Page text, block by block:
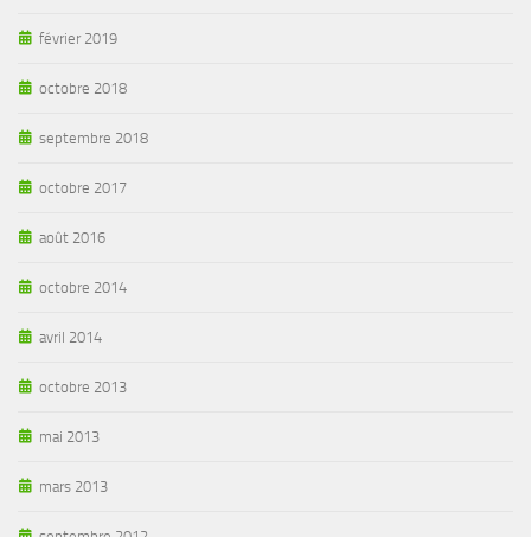
février 2019
octobre 2018
septembre 2018
octobre 2017
août 2016
octobre 2014
avril 2014
octobre 2013
mai 2013
mars 2013